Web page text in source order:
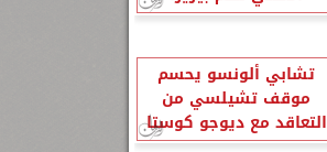
تشابي ألونسو يحسم
موقف تشيلسي من
التعاقد مع ديوجو كوستا